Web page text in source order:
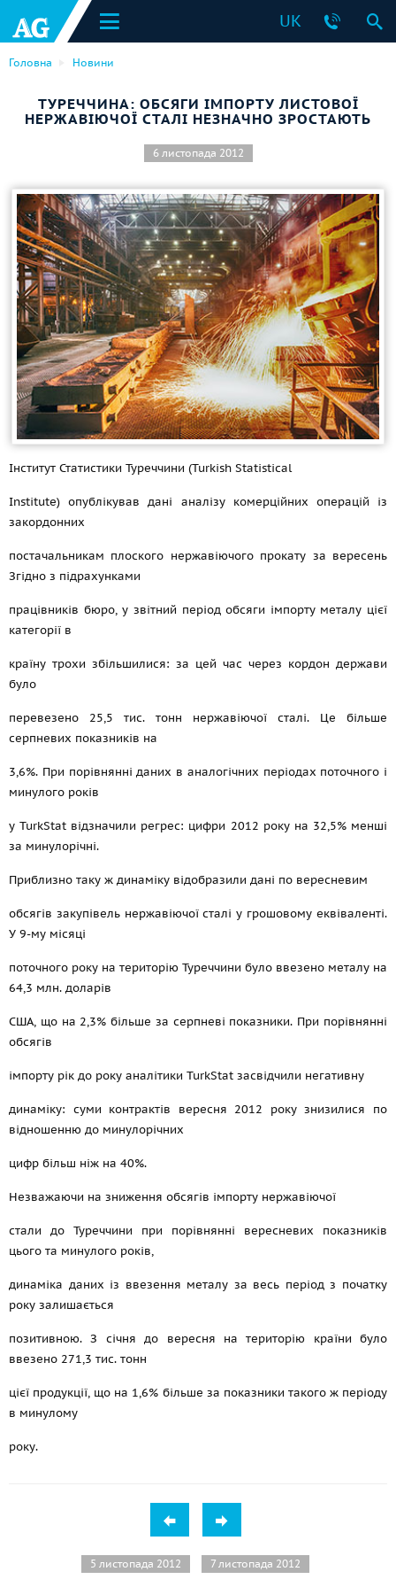
UK
Головна Новини
ТУРЕЧЧИНА: ОБСЯГИ ІМПОРТУ ЛИСТОВОЇ
НЕРЖАВІЮЧОЇ СТАЛІ НЕЗНАЧНО ЗРОСТАЮТЬ
6 листопада 2012
Інститут Статистики Туреччини (Turkish Statistical
Institute) опублікував дані аналізу комерційних операцій із
закордонних
постачальникам плоского нержавіючого прокату за вересень
Згідно з підрахунками
працівників бюро, у звітний період обсяги імпорту металу цієї
категорії в
країну трохи збільшилися: за цей час через кордон держави
було
перевезено 25,5 тис. тонн нержавіючої сталі. Це більше
серпневих показників на
3,6%. При порівнянні даних в аналогічних періодах поточного і
минулого років
у TurkStat відзначили регрес: цифри 2012 року на 32,5% менші
за минулорічні.
Приблизно таку ж динаміку відобразили дані по вересневим
обсягів закупівель нержавіючої сталі у грошовому еквіваленті.
У 9-му місяці
поточного року на територію Туреччини було ввезено металу на
64,3 млн. доларів
США, що на 2,3% більше за серпневі показники. При порівнянні
обсягів
імпорту рік до року аналітики TurkStat засвідчили негативну
динаміку: суми контрактів вересня 2012 року знизилися по
відношенню до минулорічних
цифр більш ніж на 40%.
Незважаючи на зниження обсягів імпорту нержавіючої
стали до Туреччини при порівнянні вересневих показників
цього та минулого років,
динаміка даних із ввезення металу за весь період з початку
року залишається
позитивною. З січня до вересня на територію країни було
ввезено 271,3 тис. тонн
цієї продукції, що на 1,6% більше за показники такого ж періоду
в минулому
року.
5 листопада 2012 7 листопада 2012